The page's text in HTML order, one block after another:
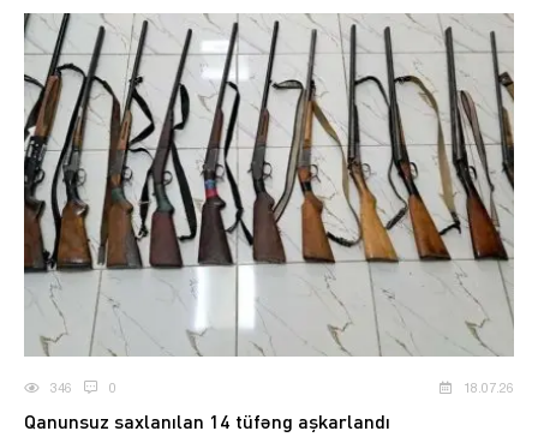
346 0 18.07.26
Qanunsuz saxlanılan 14 tüfəng aşkarlandı